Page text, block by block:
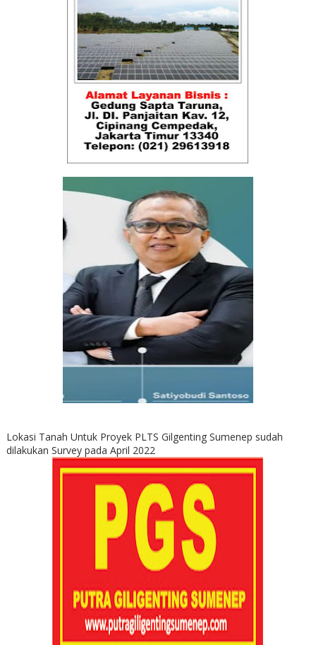
Lokasi Tanah Untuk Proyek PLTS Gilgenting Sumenep sudah
dilakukan Survey pada April 2022